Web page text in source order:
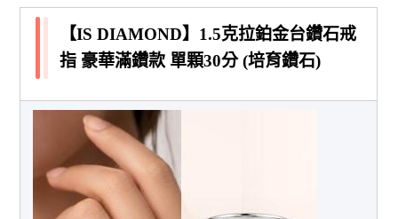
【IS DIAMOND】1.5克拉鉑金台鑽石戒
指 豪華滿鑽款 單顆30分 (培育鑽石)